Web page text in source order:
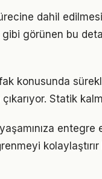
dahil
görünen bu
konusunda
Statik
entegre
kolaylaştırır